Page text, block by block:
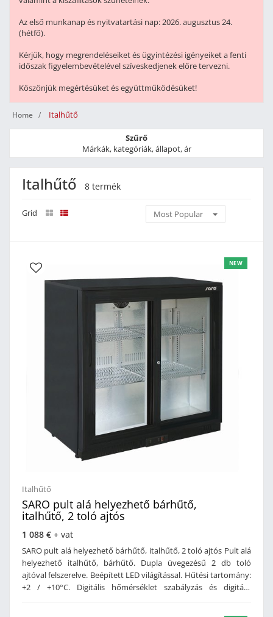
Az első munkanap és nyitvatartási nap: 2026. augusztus 24.
(hétfő).
Kérjük, hogy megrendeléseiket és ügyintézési igényeiket a fenti
időszak figyelembevételével szíveskedjenek előre tervezni.
Köszönjük megértésüket és együttműködésüket!
Home Italhűtő
Szűrő
Márkák, kategóriák, állapot, ár
Italhűtő 8 termék
Grid Most Popular
Italhűtő
SARO pult alá helyezhető bárhűtő,
italhűtő, 2 toló ajtós
1 088 € + vat
SARO pult alá helyezhető bárhűtő, italhűtő, 2 toló ajtós Pult alá
helyezhető italhűtő, bárhűtő. Dupla üvegezésű 2 db toló
ajtóval felszerelve. Beépített LED világítással. Hűtési tartomány:
+2 / +10°C. Digitális hőmérséklet szabályzás és digitális
NEW